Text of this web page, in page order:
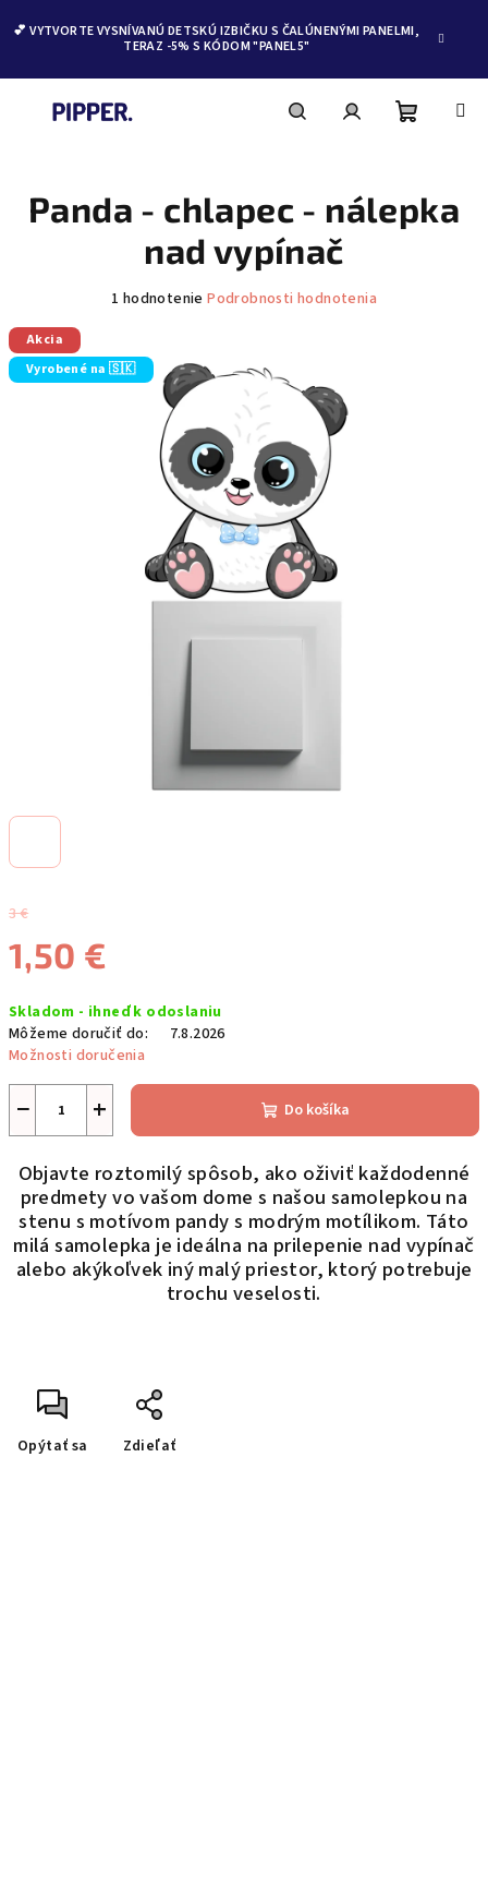
obsah
💕 VYTVORTE VYSNÍVANÚ DETSKÚ IZBIČKU S ČALÚNENÝMI PANELMI,
TERAZ -5% S KÓDOM "PANEL5"
košík
3 €
1,50 €
cena:
Skladom - ihneď k odoslaniu
Môžeme doručiť do:
7.8.2026
Možnosti doručenia
+
− Do košíka
Objavte roztomilý spôsob, ako oživiť každodenné
predmety vo vašom dome s našou samolepkou na
stenu s motívom pandy s modrým motílikom. Táto
milá samolepka je ideálna na prilepenie nad vypínač
alebo akýkoľvek iný malý priestor, ktorý potrebuje
trochu veselosti.
Opýtať sa Zdieľať
Panda - chlapec - nálepka
nad vypínač
produktu
je
5,0
1 hodnotenie Podrobnosti hodnotenia
Akcia
Vyrobené na 🇸🇰